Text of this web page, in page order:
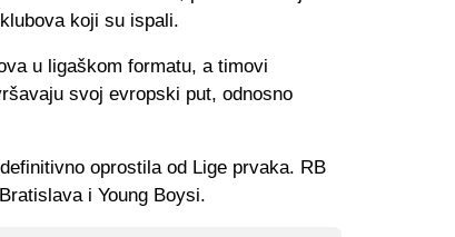
koji su ispali.
u ligaškom formatu, a timovi
svoj evropski put, odnosno
oprostila od Lige prvaka. RB
i Young Boysi.